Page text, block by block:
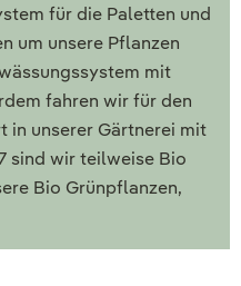
für die Paletten und
um unsere Pflanzen
mit
fahren wir für den
in unserer Gärtnerei mit
sind wir teilweise Bio
Bio Grünpflanzen,